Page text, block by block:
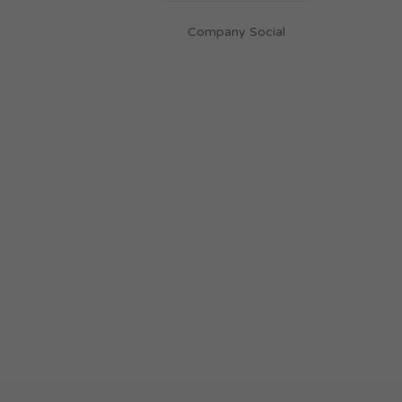
Company Social